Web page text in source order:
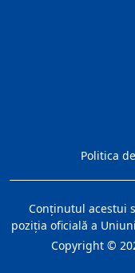
Politica
Conţinutul acestui
poziţia oficială a
Copyright ©